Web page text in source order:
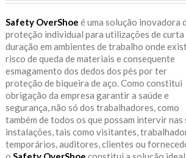
Safety OverShoe é uma solução inovadora
proteção individual para utilizações de curta
duração em ambientes de trabalho onde
risco de queda de materiais e consequente
esmagamento dos dedos dos pés por ter
proteção de biqueira de aço. Como constitui
obrigação da empresa garantir a saúde e
segurança, não só dos trabalhadores, como
também de todos os que possam intervir nas
instalações, tais como visitantes,
temporários, auditores, clientes ou